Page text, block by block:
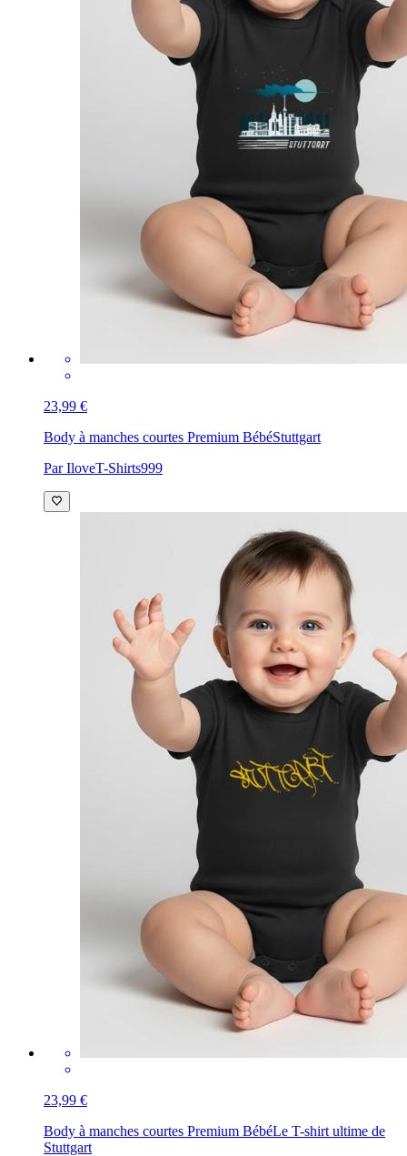
23,99 €
Body à manches courtes Premium BébéStuttgart
Par IloveT-Shirts999
23,99 €
Body à manches courtes Premium BébéLe T-shirt ultime de
Stuttgart